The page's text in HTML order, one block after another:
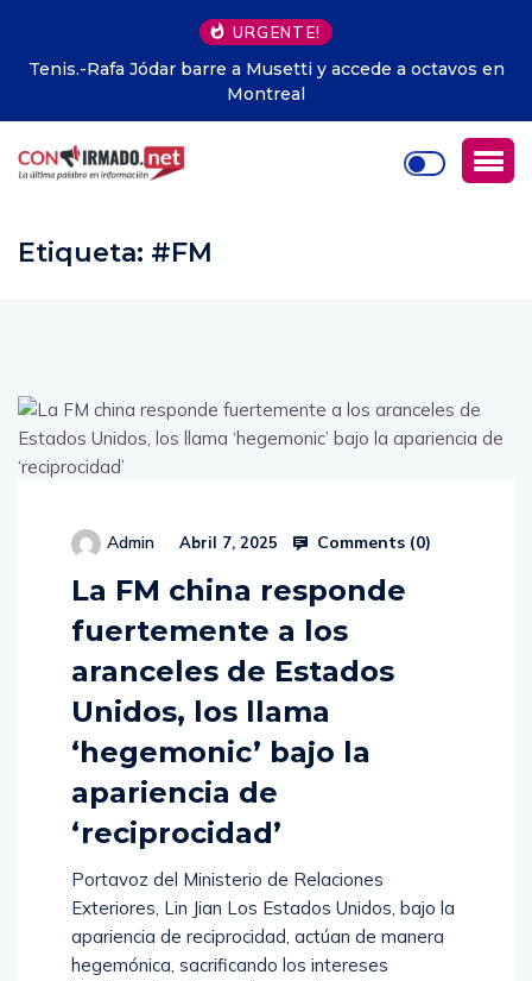
URGENTE!
en
Ecuador busca profundizar su relación comercial
Japón con acuerdo de asociación
Etiqueta: #FM
Admin Abril 7, 2025 Comments (0)
La FM china responde
fuertemente a los
aranceles de Estados
Unidos, los llama
‘hegemonic’ bajo la
apariencia de
‘reciprocidad’
Portavoz del Ministerio de Relaciones
Exteriores, Lin Jian Los Estados Unidos, bajo la
apariencia de reciprocidad, actúan de manera
hegemónica, sacrificando los intereses